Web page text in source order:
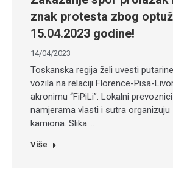
znak protesta zbog
15.04.2023 godine!
14/04/2023
Toskanska regija želi uvesti
vozila na relaciji Florence-Pisa-
akronimu “FiPiLi”. Lokalni
namjerama vlasti i sutra
kamiona. Slika:…
Više